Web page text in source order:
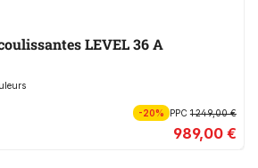
LEVEL 36 A
-20% PPC1 249,00 €
989,00 €